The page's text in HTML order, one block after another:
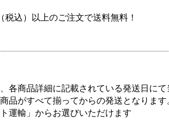
込）以上のご注文で送料無料！
各商品詳細に記載されている発送日にて
品がすべて揃ってからの発送となります
運輸」からお選びいただけます